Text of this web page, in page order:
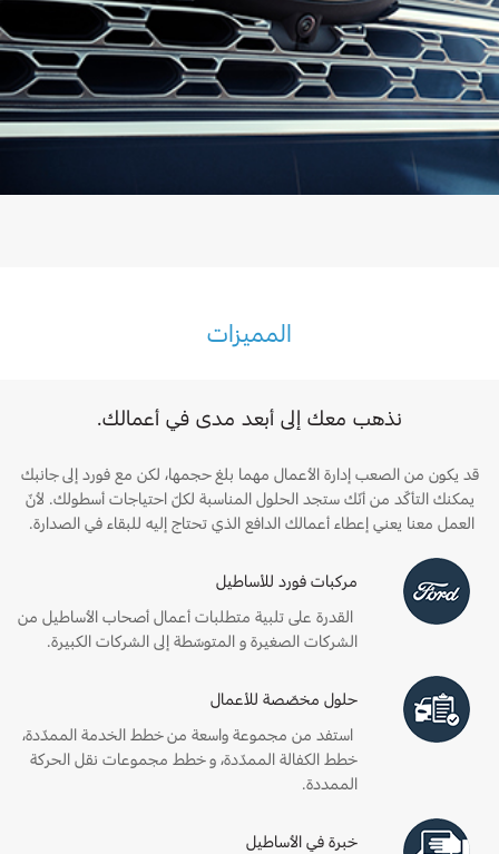
البحث عن الوكيل
الأسئلة الشائعة
المميزات
نذهب معك إلى أبعد مدى في أعمالك.
قد يكون من الصعب إدارة الأعمال مهما بلغ حجمها، لكن مع فورد إلى جانبك
يمكنك التأكّد من أنّك ستجد الحلول المناسبة لكلّ احتياجات أسطولك. لأنّ
العمل معنا يعني إعطاء أعمالك الدافع الذي تحتاج إليه للبقاء في الصدارة.
مركبات فورد للأساطيل
القدرة على تلبية متطلبات أعمال أصحاب الأساطيل من
الشركات الصغيرة و المتوسّطة إلى الشركات الكبيرة.
حلول مخصّصة للأعمال
استفد من مجموعة واسعة من خطط الخدمة الممدّدة،
خطط الكفالة الممدّدة، و خطط مجموعات نقل الحركة
الممددة.
خبرة في الأساطيل